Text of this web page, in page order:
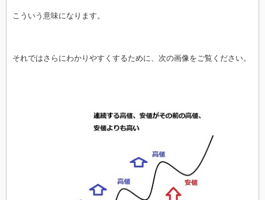
こういう意味になります。
それではさらにわかりやすくするために、次の画像をご覧ください。